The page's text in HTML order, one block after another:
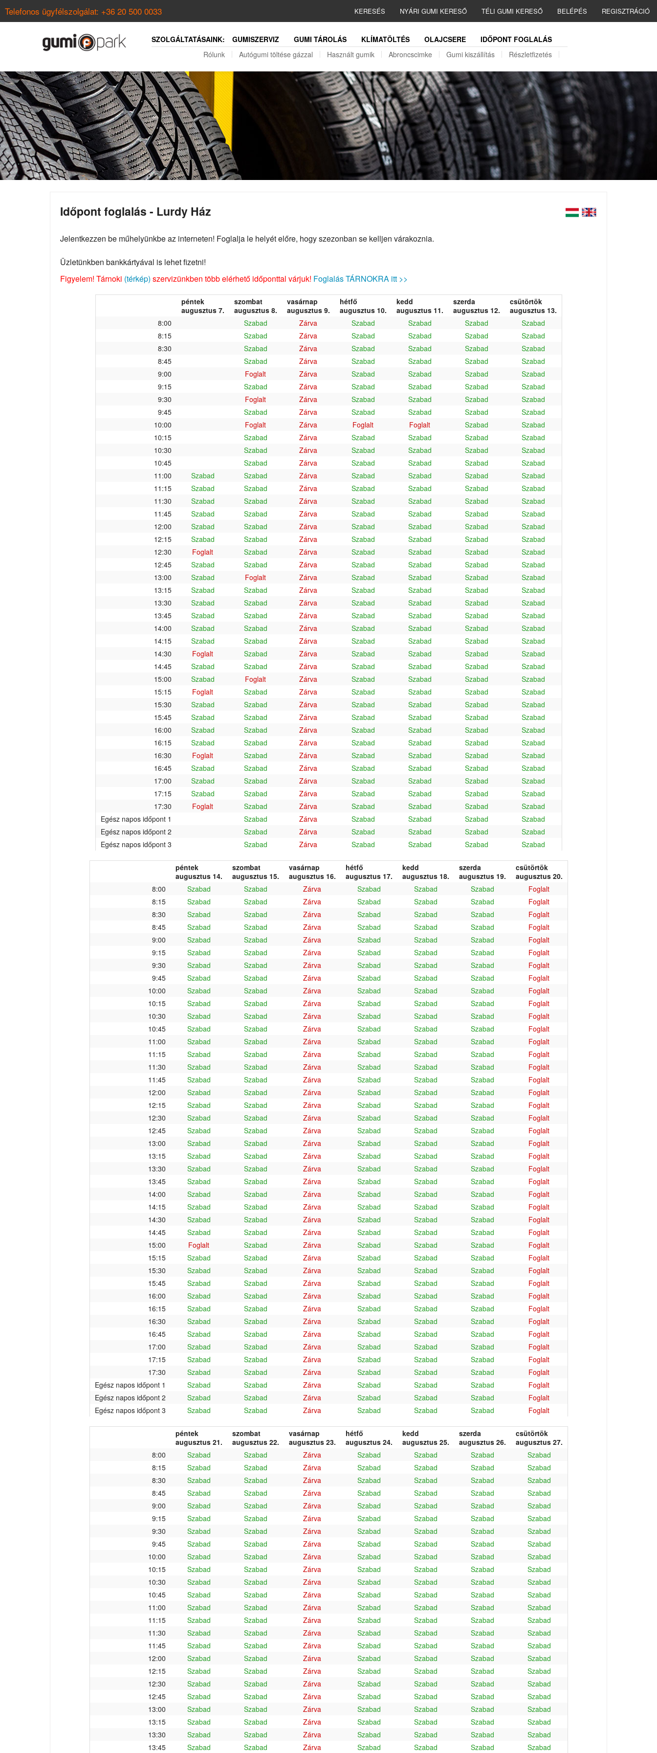
Telefonos ügyfélszolgálat: +36 20 500 0033 KERESÉS NYÁRI GUMI KERESŐ TÉLI GUMI KERESŐ BELÉPÉS REGISZTRÁCIÓ
SZOLGÁLTATÁSAINK: GUMISZERVIZ GUMI TÁROLÁS KLÍMATÖLTÉS OLAJCSERE
IDŐPONT FOGLALÁS
Rólunk
Autógumi töltése gázzal Használt gumik Abroncscimke Gumi kiszállítás Részletfizetés
Időpont foglalás - Lurdy Ház
Jelentkezzen be műhelyünkbe az interneten! Foglalja le helyét előre, hogy szezonban se kelljen várakoznia.
Üzletünkben bankkártyával is lehet fizetni!
Figyelem! Tárnoki (térkép) szervizünkben több elérhető időponttal várjuk! Foglalás TÁRNOKRA itt >>
péntek
augusztus 7.
szombat
augusztus 8.
vasárnap
augusztus 9.
hétfő
augusztus 10.
kedd
augusztus 11.
szerda
augusztus 12.
csütörtök
augusztus 13.
8:00
Szabad Zárva Szabad Szabad Szabad
Szabad
8:15
Szabad Zárva Szabad Szabad Szabad
Szabad
8:30
Szabad Zárva Szabad Szabad Szabad
Szabad
8:45
Szabad Zárva Szabad Szabad Szabad
Szabad
9:00
Foglalt Zárva Szabad Szabad Szabad
Szabad
9:15
Szabad Zárva Szabad Szabad Szabad
Szabad
9:30
Foglalt Zárva Szabad Szabad Szabad
Szabad
9:45
Szabad Zárva Szabad Szabad Szabad
Szabad
10:00
Foglalt Zárva Foglalt Foglalt Szabad
Szabad
10:15
Szabad Zárva Szabad Szabad Szabad
Szabad
10:30
Szabad Zárva Szabad Szabad Szabad
Szabad
10:45
Szabad Zárva Szabad Szabad Szabad
Szabad
11:00
Szabad Szabad Zárva Szabad Szabad Szabad
Szabad
11:15
Szabad Szabad Zárva Szabad Szabad Szabad
Szabad
11:30
Szabad Szabad Zárva Szabad Szabad Szabad
Szabad
11:45
Szabad Szabad Zárva Szabad Szabad Szabad
Szabad
12:00
Szabad Szabad Zárva Szabad Szabad Szabad
Szabad
12:15
Szabad Szabad Zárva Szabad Szabad Szabad
Szabad
12:30
Foglalt Szabad Zárva Szabad Szabad Szabad
Szabad
12:45
Szabad Szabad Zárva Szabad Szabad Szabad
Szabad
13:00
Szabad Foglalt Zárva Szabad Szabad Szabad
Szabad
13:15
Szabad Szabad Zárva Szabad Szabad Szabad
Szabad
13:30
Szabad Szabad Zárva Szabad Szabad Szabad
Szabad
13:45
Szabad Szabad Zárva Szabad Szabad Szabad
Szabad
14:00
Szabad Szabad Zárva Szabad Szabad Szabad
Szabad
14:15
Szabad Szabad Zárva Szabad Szabad Szabad
Szabad
14:30
Foglalt Szabad Zárva Szabad Szabad Szabad
Szabad
14:45
Szabad Szabad Zárva Szabad Szabad Szabad
Szabad
15:00
Szabad Foglalt Zárva Szabad Szabad Szabad
Szabad
15:15
Foglalt Szabad Zárva Szabad Szabad Szabad
Szabad
15:30
Szabad Szabad Zárva Szabad Szabad Szabad
Szabad
15:45
Szabad Szabad Zárva Szabad Szabad Szabad
Szabad
16:00
Szabad Szabad Zárva Szabad Szabad Szabad
Szabad
16:15
Szabad Szabad Zárva Szabad Szabad Szabad
Szabad
16:30
Foglalt Szabad Zárva Szabad Szabad Szabad
Szabad
16:45
Szabad Szabad Zárva Szabad Szabad Szabad
Szabad
17:00
Szabad Szabad Zárva Szabad Szabad Szabad
Szabad
17:15
Szabad Szabad Zárva Szabad Szabad Szabad
Szabad
17:30
Foglalt Szabad Zárva Szabad Szabad Szabad
Szabad
Egész napos időpont 1
Szabad Zárva Szabad Szabad Szabad
Szabad
Egész napos időpont 2
Szabad Zárva Szabad Szabad Szabad
Szabad
Egész napos időpont 3
Szabad Zárva Szabad Szabad Szabad Szabad
péntek
augusztus 14.
szombat
augusztus 15.
vasárnap
augusztus 16.
hétfő
augusztus 17.
kedd
augusztus 18.
szerda
augusztus 19.
csütörtök
augusztus 20.
8:00
Szabad Szabad Zárva Szabad Szabad Szabad
Foglalt
8:15
Szabad Szabad Zárva Szabad Szabad Szabad
Foglalt
8:30
Szabad Szabad Zárva Szabad Szabad Szabad
Foglalt
8:45
Szabad Szabad Zárva Szabad Szabad Szabad
Foglalt
9:00
Szabad Szabad Zárva Szabad Szabad Szabad
Foglalt
9:15
Szabad Szabad Zárva Szabad Szabad Szabad
Foglalt
9:30
Szabad Szabad Zárva Szabad Szabad Szabad
Foglalt
9:45
Szabad Szabad Zárva Szabad Szabad Szabad
Foglalt
10:00
Szabad Szabad Zárva Szabad Szabad Szabad
Foglalt
10:15
Szabad Szabad Zárva Szabad Szabad Szabad
Foglalt
10:30
Szabad Szabad Zárva Szabad Szabad Szabad
Foglalt
10:45
Szabad Szabad Zárva Szabad Szabad Szabad
Foglalt
11:00
Szabad Szabad Zárva Szabad Szabad Szabad
Foglalt
11:15
Szabad Szabad Zárva Szabad Szabad Szabad
Foglalt
11:30
Szabad Szabad Zárva Szabad Szabad Szabad
Foglalt
11:45
Szabad Szabad Zárva Szabad Szabad Szabad
Foglalt
12:00
Szabad Szabad Zárva Szabad Szabad Szabad
Foglalt
12:15
Szabad Szabad Zárva Szabad Szabad Szabad
Foglalt
12:30
Szabad Szabad Zárva Szabad Szabad Szabad
Foglalt
12:45
Szabad Szabad Zárva Szabad Szabad Szabad
Foglalt
13:00
Szabad Szabad Zárva Szabad Szabad Szabad
Foglalt
13:15
Szabad Szabad Zárva Szabad Szabad Szabad
Foglalt
13:30
Szabad Szabad Zárva Szabad Szabad Szabad
Foglalt
13:45
Szabad Szabad Zárva Szabad Szabad Szabad
Foglalt
14:00
Szabad Szabad Zárva Szabad Szabad Szabad
Foglalt
14:15
Szabad Szabad Zárva Szabad Szabad Szabad
Foglalt
14:30
Szabad Szabad Zárva Szabad Szabad Szabad
Foglalt
14:45
Szabad Szabad Zárva Szabad Szabad Szabad
Foglalt
15:00
Foglalt Szabad Zárva Szabad Szabad Szabad
Foglalt
15:15
Szabad Szabad Zárva Szabad Szabad Szabad
Foglalt
15:30
Szabad Szabad Zárva Szabad Szabad Szabad
Foglalt
15:45
Szabad Szabad Zárva Szabad Szabad Szabad
Foglalt
16:00
Szabad Szabad Zárva Szabad Szabad Szabad
Foglalt
16:15
Szabad Szabad Zárva Szabad Szabad Szabad
Foglalt
16:30
Szabad Szabad Zárva Szabad Szabad Szabad
Foglalt
16:45
Szabad Szabad Zárva Szabad Szabad Szabad
Foglalt
17:00
Szabad Szabad Zárva Szabad Szabad Szabad
Foglalt
17:15
Szabad Szabad Zárva Szabad Szabad Szabad
Foglalt
17:30
Szabad Szabad Zárva Szabad Szabad Szabad
Foglalt
Egész napos időpont 1
Szabad Szabad Zárva Szabad Szabad Szabad
Foglalt
Egész napos időpont 2
Szabad Szabad Zárva Szabad Szabad Szabad
Foglalt
Egész napos időpont 3
Szabad Szabad Zárva Szabad Szabad Szabad Foglalt
péntek
augusztus 21.
szombat
augusztus 22.
vasárnap
augusztus 23.
hétfő
augusztus 24.
kedd
augusztus 25.
szerda
augusztus 26.
csütörtök
augusztus 27.
8:00
Szabad Szabad Zárva Szabad Szabad Szabad
Szabad
8:15
Szabad Szabad Zárva Szabad Szabad Szabad
Szabad
8:30
Szabad Szabad Zárva Szabad Szabad Szabad
Szabad
8:45
Szabad Szabad Zárva Szabad Szabad Szabad
Szabad
9:00
Szabad Szabad Zárva Szabad Szabad Szabad
Szabad
9:15
Szabad Szabad Zárva Szabad Szabad Szabad
Szabad
9:30
Szabad Szabad Zárva Szabad Szabad Szabad
Szabad
9:45
Szabad Szabad Zárva Szabad Szabad Szabad
Szabad
10:00
Szabad Szabad Zárva Szabad Szabad Szabad
Szabad
10:15
Szabad Szabad Zárva Szabad Szabad Szabad
Szabad
10:30
Szabad Szabad Zárva Szabad Szabad Szabad
Szabad
10:45
Szabad Szabad Zárva Szabad Szabad Szabad
Szabad
11:00
Szabad Szabad Zárva Szabad Szabad Szabad
Szabad
11:15
Szabad Szabad Zárva Szabad Szabad Szabad
Szabad
11:30
Szabad Szabad Zárva Szabad Szabad Szabad
Szabad
11:45
Szabad Szabad Zárva Szabad Szabad Szabad
Szabad
12:00
Szabad Szabad Zárva Szabad Szabad Szabad
Szabad
12:15
Szabad Szabad Zárva Szabad Szabad Szabad
Szabad
12:30
Szabad Szabad Zárva Szabad Szabad Szabad
Szabad
12:45
Szabad Szabad Zárva Szabad Szabad Szabad
Szabad
13:00
Szabad Szabad Zárva Szabad Szabad Szabad
Szabad
13:15
Szabad Szabad Zárva Szabad Szabad Szabad
Szabad
13:30
Szabad Szabad Zárva Szabad Szabad Szabad
Szabad
13:45
Szabad Szabad Zárva Szabad Szabad Szabad Szabad